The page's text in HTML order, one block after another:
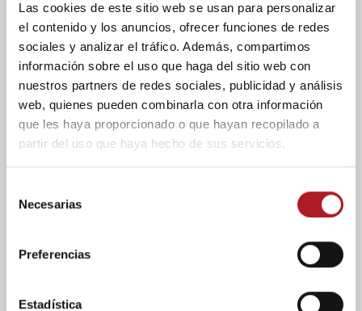
Las cookies de este sitio web se usan para personalizar
el contenido y los anuncios, ofrecer funciones de redes
sociales y analizar el tráfico. Además, compartimos
información sobre el uso que haga del sitio web con
nuestros partners de redes sociales, publicidad y análisis
web, quienes pueden combinarla con otra información
que les haya proporcionado o que hayan recopilado a
partir del uso que haya hecho de sus servicios.
Necesarias
Preferencias
Estadística
Este curso comienzan las clases el 29 de octubre,
siendo esta la fecha el límite para inscribirse en la
actividad. Tanto las sesiones teóricas como las de
competición se llevarán a cabo en el Edificio San
Valero situado en la Plaza Santa Cruz. La
competición dará comienzo el 4 de diciembre y se
irá desarrollando hasta llegar a la gran final el17 de
diciembre. La inscripción puede hacerse a través
de lapágina de actividades de la USJ. Una nueva
oportunidades para que los participantes
demuestren sus habilidades, aprendan en equipo
competitiva única.